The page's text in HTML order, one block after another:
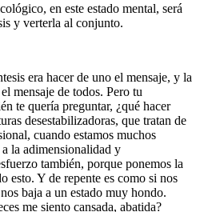
en este estado mental, será
y verterla al conjunto.
era hacer de uno el mensaje, y la
mensaje de todos. Pero tu
te quería preguntar, ¿qué hacer
desestabilizadoras, que tratan de
cuando estamos muchos
la adimensionalidad y
también, porque ponemos la
esto. Y de repente es como si nos
baja a un estado muy hondo.
me siento cansada, abatida?